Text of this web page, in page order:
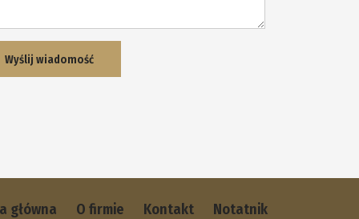
główna O firmie Kontakt Notatnik